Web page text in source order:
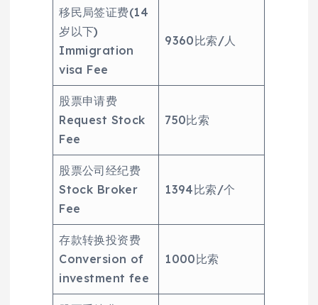
移民局签证费(14
岁以下)
Immigration
visa Fee
9360比索/人
股票申请费
Request Stock
Fee
750比索
股票公司经纪费
Stock Broker
Fee
1394比索/个
存款转换投资费
Conversion of
investment fee
1000比索